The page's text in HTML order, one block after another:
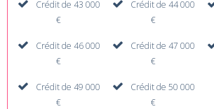
Crédit de 43 000
€
Crédit de 44 000
€
Crédit de 46 000
€
Crédit de 47 000
€
Crédit de 49 000
€
Crédit de 50 000
€